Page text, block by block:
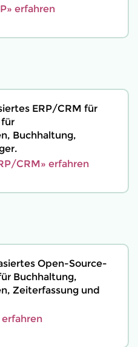
erfahren
ERP/CRM für
Buchhaltung,
CRM» erfahren
Open-Source-
Buchhaltung,
Zeiterfassung und
erfahren